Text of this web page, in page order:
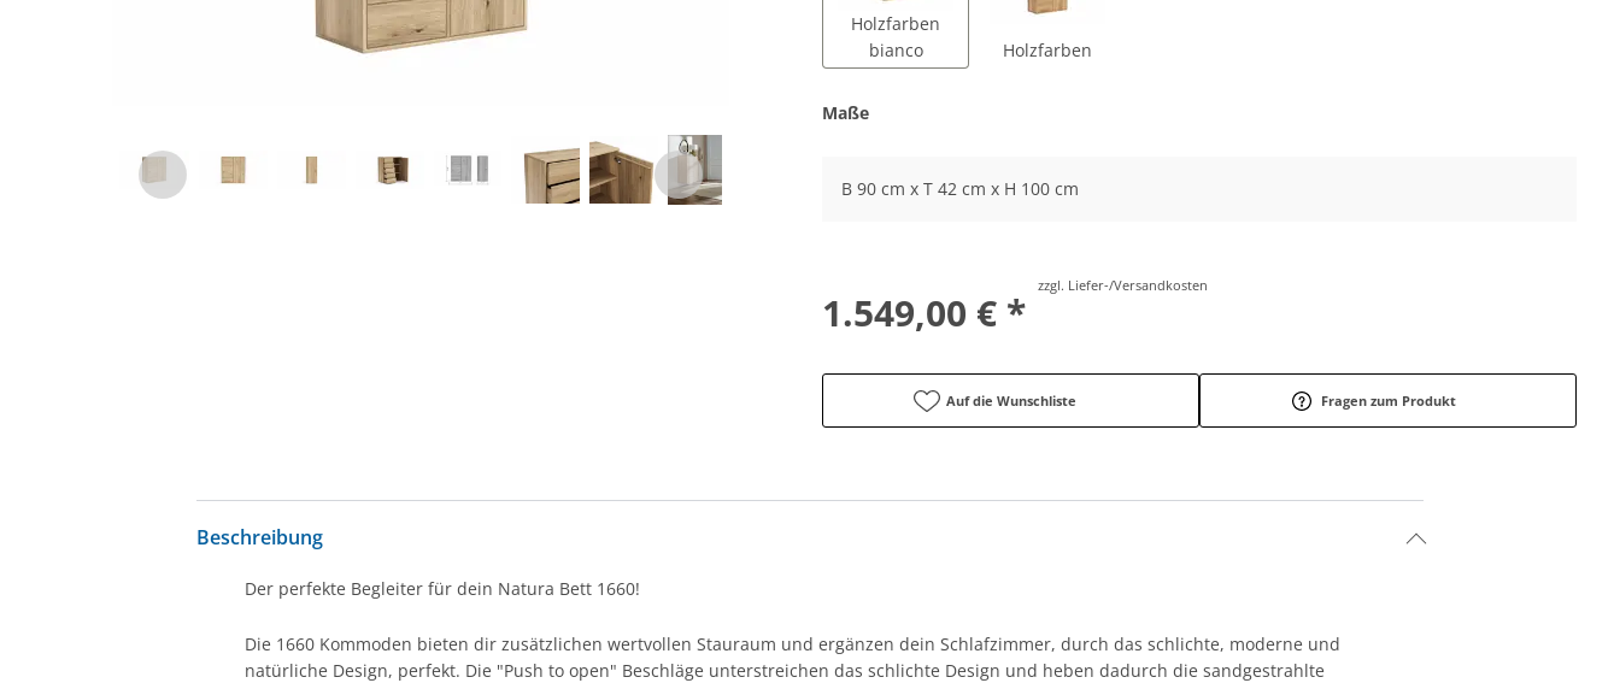
Holzfarben
bianco
Holzfarben
Maße
B 90 cm x T 42 cm x H 100 cm
1.549,00 € *
zzgl. Liefer-/Versandkosten
Auf die Wunschliste Fragen zum Produkt
Beschreibung
Der perfekte Begleiter für dein Natura Bett 1660!
Die 1660 Kommoden bieten dir zusätzlichen wertvollen Stauraum und ergänzen dein Schlafzimmer, durch das schlichte, moderne und
natürliche Design, perfekt. Die "Push to open" Beschläge unterstreichen das schlichte Design und heben dadurch die sandgestrahlte